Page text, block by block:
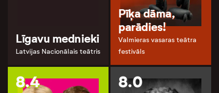
Līgavu mednieki
Latvijas Nacionālais teātris
Pīķa dāma,
parādies!
Valmieras vasaras teātra
festivāls
8.4 8.0